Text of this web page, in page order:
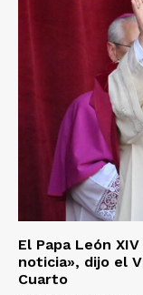
El Papa León
noticia», dijo el
Cuarto